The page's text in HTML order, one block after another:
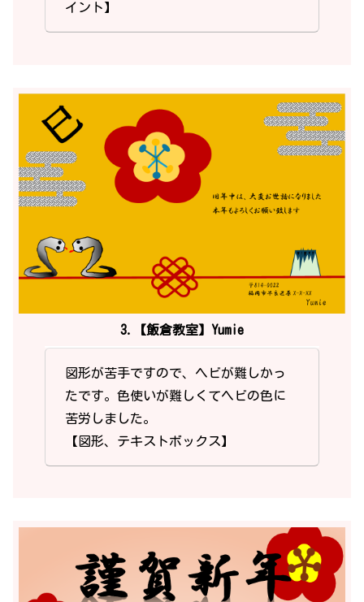
イント】
3.【飯倉教室】Yumie
図形が苦手ですので、ヘビが難しかっ
たです。色使いが難しくてヘビの色に
苦労しました。
【図形、テキストボックス】